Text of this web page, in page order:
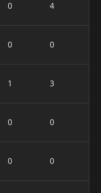
0 4
0 0
1 3
0 0
0 0